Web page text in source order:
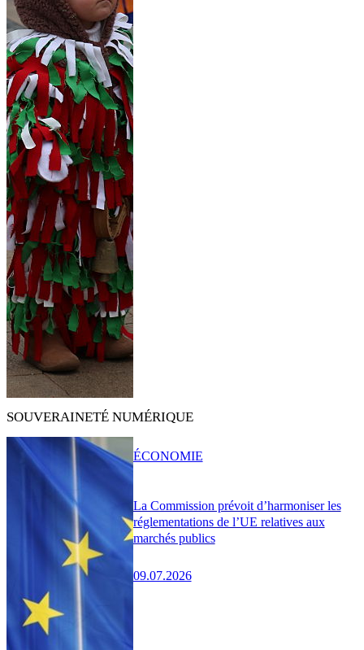
SOUVERAINETÉ NUMÉRIQUE
La Commission prévoit d’harmoniser les
réglementations de l’UE relatives aux
marchés publics
09.07.2026
ÉCONOMIE